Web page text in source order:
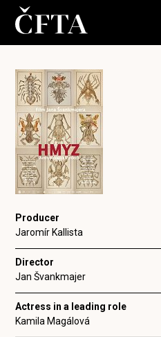
Producer
Jaromír Kallista
Director
Jan Švankmajer
Actress in a leading role
Kamila Magálová